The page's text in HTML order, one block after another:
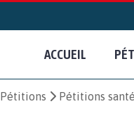
ACCUEIL
Pétitions Pétitions santé